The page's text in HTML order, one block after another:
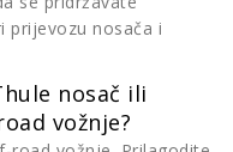
prijevozu nosača i
nosač ili
vožnje?